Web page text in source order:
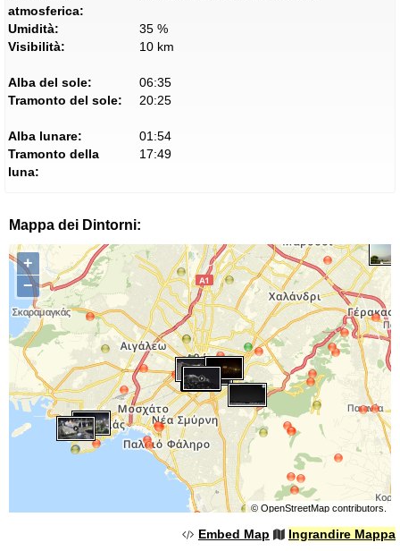
atmosferica:
Umidità:
35 %
Visibilità:
10 km
Alba del sole:
06:35
Tramonto del sole:
20:25
Alba lunare:
01:54
Tramonto della
luna:
17:49
Mappa dei Dintorni:
+
−
© OpenStreetMapcontributors.
Embed Map Ingrandire Mappa